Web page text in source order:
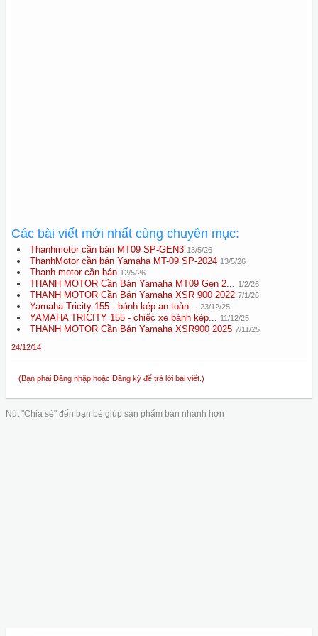
Các bài viết mới nhất cùng chuyên mục:
Thanhmotor cần bán MT09 SP-GEN3 13/5/26
ThanhMotor cần bán Yamaha MT-09 SP-2024 13/5/26
Thanh motor cần bán 12/5/26
THANH MOTOR Cần Bán Yamaha MT09 Gen 2... 1/2/26
THANH MOTOR Cần Bán Yamaha XSR 900 2022 7/1/26
Yamaha Tricity 155 - bánh kép an toàn... 23/12/25
YAMAHA TRICITY 155 - chiếc xe bánh kép... 11/12/25
THANH MOTOR Cần Bán Yamaha XSR900 2025 7/11/25
24/12/14
(Bạn phải Đăng nhập hoặc Đăng ký để trả lời bài viết.)
Nút "Chia sẻ" đến bạn bè giúp sản phẩm bán nhanh hơn